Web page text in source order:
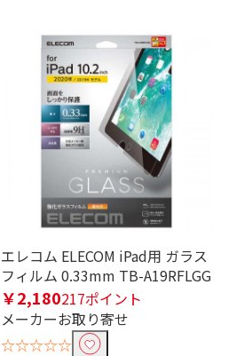
エレコム ELECOM iPad用 ガラス
フィルム 0.33mm TB-A19RFLGG
￥2,180217ポイント
メーカーお取り寄せ
☆☆☆☆☆